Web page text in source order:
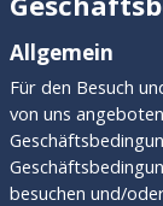
Allgemein
Für den Besuch
von uns
besuchen und/